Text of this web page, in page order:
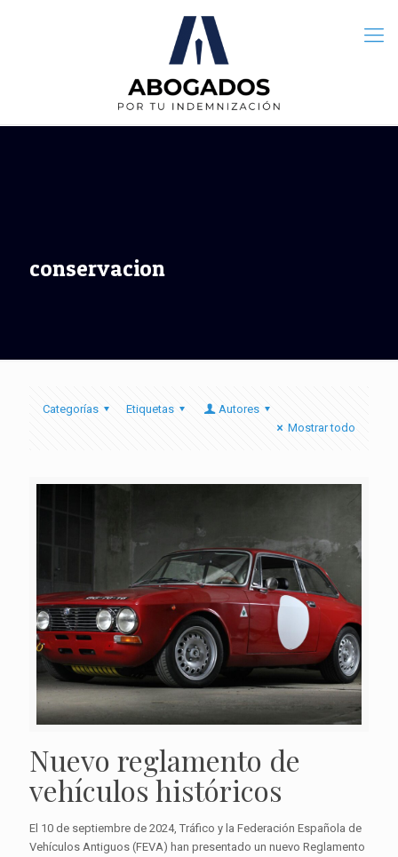
conservacion
Categorías Etiquetas
Autores
Mostrar todo
Nuevo reglamento de
vehículos históricos
El 10 de septiembre de 2024, Tráfico y la Federación Española de
Vehículos Antiguos (FEVA) han presentado un nuevo Reglamento